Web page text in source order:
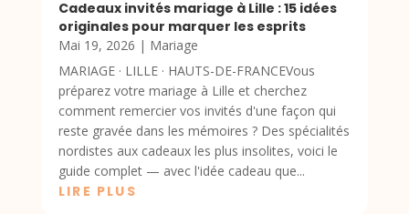
Cadeaux invités mariage à Lille : 15 idées
originales pour marquer les esprits
Mai 19, 2026 | Mariage
MARIAGE · LILLE · HAUTS-DE-FRANCEVous
préparez votre mariage à Lille et cherchez
comment remercier vos invités d'une façon qui
reste gravée dans les mémoires ? Des spécialités
nordistes aux cadeaux les plus insolites, voici le
guide complet — avec l'idée cadeau que...
LIRE PLUS